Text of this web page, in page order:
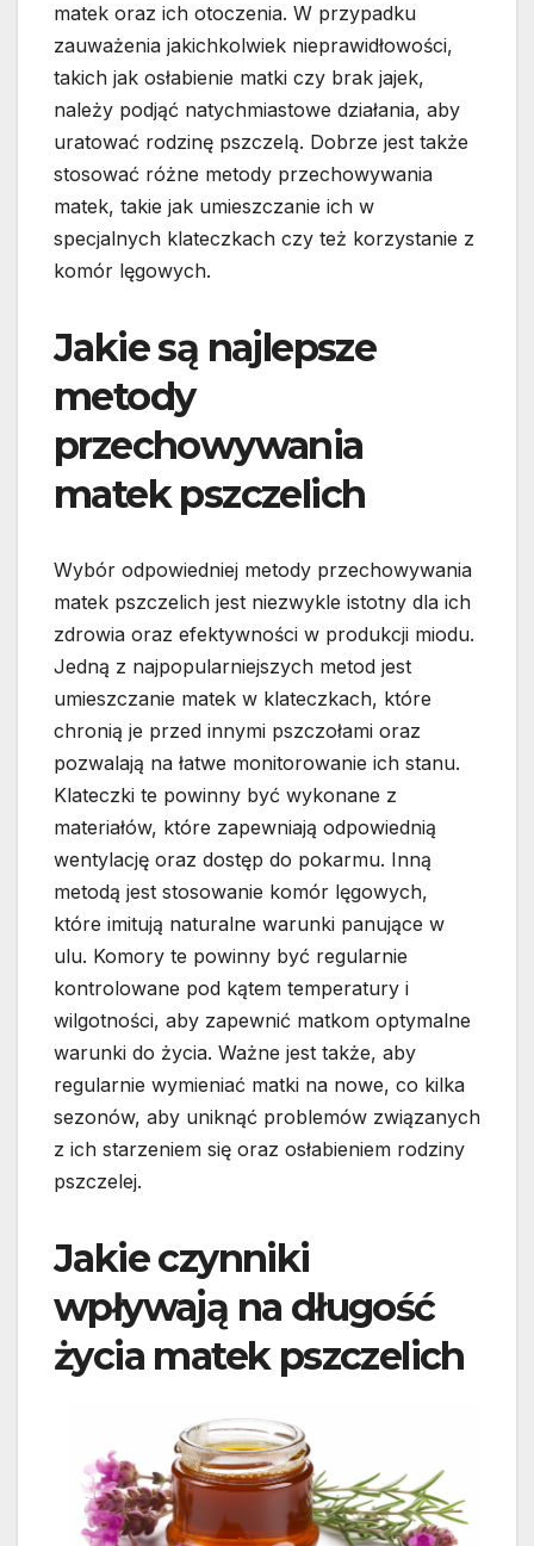
matek oraz ich otoczenia. W przypadku
zauważenia jakichkolwiek nieprawidłowości,
takich jak osłabienie matki czy brak jajek,
należy podjąć natychmiastowe działania, aby
uratować rodzinę pszczelą. Dobrze jest także
stosować różne metody przechowywania
matek, takie jak umieszczanie ich w
specjalnych klateczkach czy też korzystanie z
komór lęgowych.
Jakie są najlepsze
metody
przechowywania
matek pszczelich
Wybór odpowiedniej metody przechowywania
matek pszczelich jest niezwykle istotny dla ich
zdrowia oraz efektywności w produkcji miodu.
Jedną z najpopularniejszych metod jest
umieszczanie matek w klateczkach, które
chronią je przed innymi pszczołami oraz
pozwalają na łatwe monitorowanie ich stanu.
Klateczki te powinny być wykonane z
materiałów, które zapewniają odpowiednią
wentylację oraz dostęp do pokarmu. Inną
metodą jest stosowanie komór lęgowych,
które imitują naturalne warunki panujące w
ulu. Komory te powinny być regularnie
kontrolowane pod kątem temperatury i
wilgotności, aby zapewnić matkom optymalne
warunki do życia. Ważne jest także, aby
regularnie wymieniać matki na nowe, co kilka
sezonów, aby uniknąć problemów związanych
z ich starzeniem się oraz osłabieniem rodziny
pszczelej.
Jakie czynniki
wpływają na długość
życia matek pszczelich